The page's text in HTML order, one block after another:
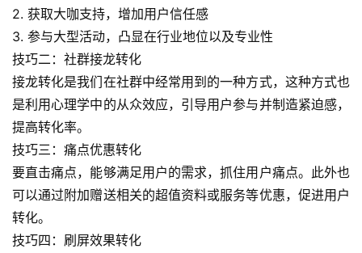
2. 获取大咖支持，增加用户信任感
3. 参与大型活动，凸显在行业地位以及专业性
技巧二：社群接龙转化
接龙转化是我们在社群中经常用到的一种方式，这种方式也
是利用心理学中的从众效应，引导用户参与并制造紧迫感，
提高转化率。
技巧三：痛点优惠转化
要直击痛点，能够满足用户的需求，抓住用户痛点。此外也
可以通过附加赠送相关的超值资料或服务等优惠，促进用户
转化。
技巧四：刷屏效果转化